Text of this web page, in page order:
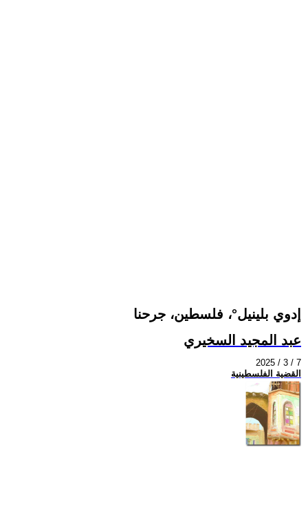
إدوي بلينيل°، فلسطين، جرحنا
عبد المجيد السخيري
2025 / 3 / 7
القضية الفلسطينية